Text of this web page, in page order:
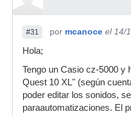
#31 por mcanoce el 14/
Hola;
Tengo un Casio cz-5000 y
Quest 10 XL" (según
poder editar los sonidos,
paraautomatizaciones. El